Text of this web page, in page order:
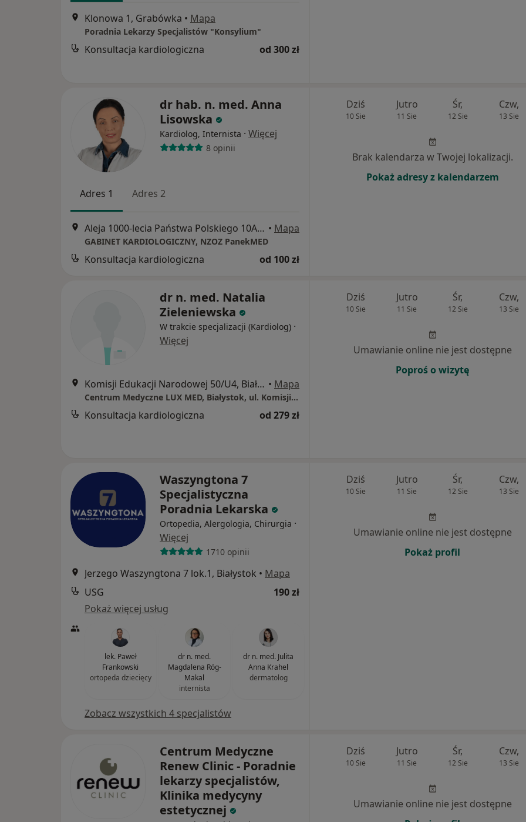
Klonowa 1, Grabówka • Mapa
Poradnia Lekarzy Specjalistów "Konsylium"
Konsultacja kardiologiczna od 300 zł
dr hab. n. med. Anna
Lisowska
Kardiolog, Internista · Więcej
8 opinii
Adres 1 Adres 2
Aleja 1000-lecia Państwa Polskiego 10A lok. 64, Białystok • Mapa
GABINET KARDIOLOGICZNY, NZOZ PanekMED
Konsultacja kardiologiczna od 100 zł
Dziś
10 Sie
Jutro
11 Sie
Śr,
12 Sie
Czw,
13 Sie
Brak kalendarza w Twojej lokalizacji.
Pokaż adresy z kalendarzem
dr n. med. Natalia
Zieleniewska
W trakcie specjalizacji (Kardiolog) ·
Więcej
Komisji Edukacji Narodowej 50/U4, Białystok • Mapa
Centrum Medyczne LUX MED, Białystok, ul. Komisji Edukacji Narodowej 50/U4
Konsultacja kardiologiczna od 279 zł
Dziś
10 Sie
Jutro
11 Sie
Śr,
12 Sie
Czw,
13 Sie
Umawianie online nie jest dostępne
Poproś o wizytę
Waszyngtona 7
Specjalistyczna
Poradnia Lekarska
Ortopedia, Alergologia, Chirurgia ·
Więcej
1710 opinii
Jerzego Waszyngtona 7 lok.1, Białystok • Mapa
USG
190 zł
Pokaż więcej usług
lek. Paweł
Frankowski
ortopeda dziecięcy
dr n. med.
Magdalena Róg-
Makal
internista
dr n. med. Julita
Anna Krahel
dermatolog
Zobacz wszystkich 4 specjalistów
Dziś
10 Sie
Jutro
11 Sie
Śr,
12 Sie
Czw,
13 Sie
Umawianie online nie jest dostępne
Pokaż profil
Centrum Medyczne
Renew Clinic - Poradnie
lekarzy specjalistów,
Klinika medycyny
estetycznej
Dziś
10 Sie
Jutro
11 Sie
Śr,
12 Sie
Czw,
13 Sie
Umawianie online nie jest dostępne